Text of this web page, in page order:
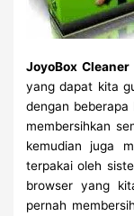
JoyoBox Cleaner
yang dapat kita
dengan beberapa
membersihkan
kemudian juga
terpakai oleh
browser yang
pernah